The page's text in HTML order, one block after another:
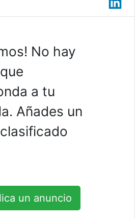
No hay
a tu
Añades un
un anuncio